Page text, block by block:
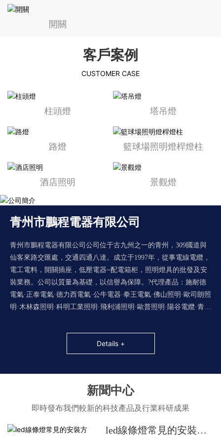
開關
客戶案例
CUSTOMER CASE
柱頭燈 塔吊燈
路燈 籃球場照明燈桿燈柱
酒店照明 景觀燈
青州市鵬程電器有限公司
青州市鵬程電器有限公司公司位于古九州之一的青州，309國道與
仙客來路交匯處，交通四通八達。成立于1997年，從事電線電纜，
電工電料，開關插座，低壓電器~配電箱柜，照明燈具的批發及安
裝業務。公司以質量為基礎，以信譽為保障。?代理產品：施耐德
電氣·正泰電氣·德力西電氣·公牛電器·拳王電氣·佛山照明·歐司朗照
明·木林森照明·科明工業照明·飛利浦照明·歐普照明·陽谷電纜·青島
Details +
新聞中心
即時發布我們較新的科技產品及行業科研成果
MORE
led線條燈常見的安裝方
MORE
MORE